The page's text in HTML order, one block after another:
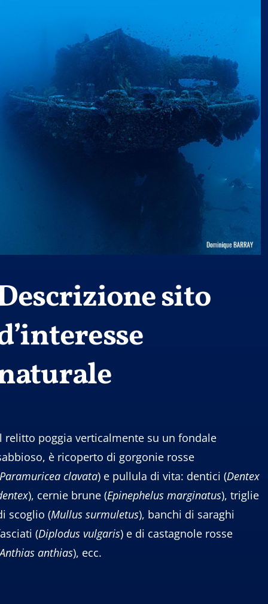
sito
relitto poggia verticalmente su un fondale
è ricoperto di gorgonie rosse
Paramuricea clavata) e pullula di vita: dentici (Dentex
), cernie brune (Epinephelus marginatus), triglie
scoglio (Mullus surmuletus), banchi di saraghi
(Diplodus vulgaris) e di castagnole rosse
Anthias anthias), ecc.